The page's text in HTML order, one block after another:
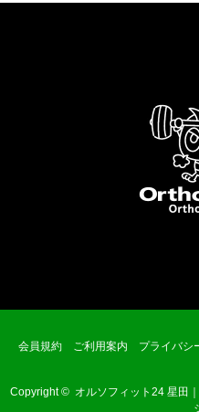
会員規約 ご利用案内 プライバシ
Copyright © オルソフィット24 星田